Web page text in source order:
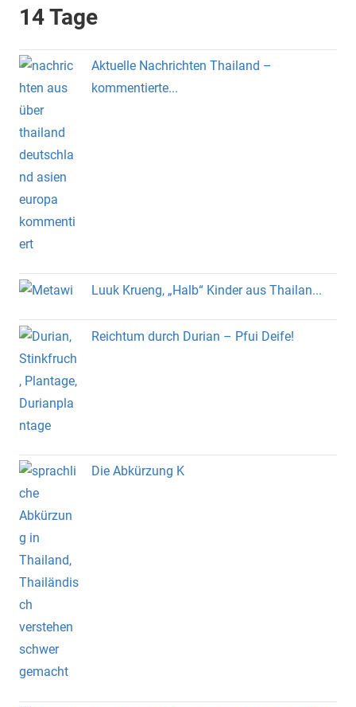
14 Tage
Aktuelle Nachrichten Thailand –
kommentierte...
Luuk Krueng, „Halb“ Kinder aus Thailan...
Reichtum durch Durian – Pfui Deife!
Die Abkürzung K